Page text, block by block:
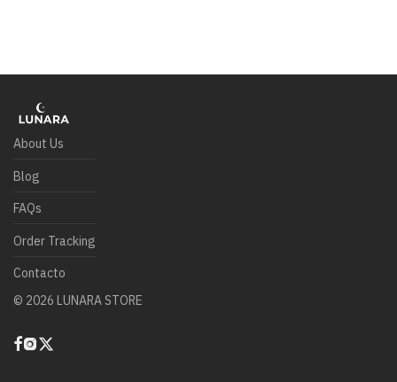
About Us
Blog
FAQs
Order Tracking
Contacto
© 2026 LUNARA STORE